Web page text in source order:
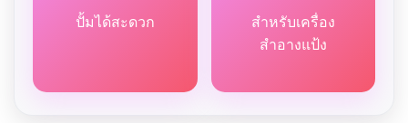
ปั้มได้สะดวก
สำหรับเครื่อง
สำอางแป้ง